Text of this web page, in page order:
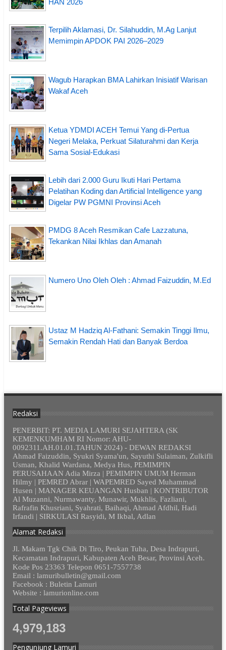
HAN 2026
Terpilih Aklamasi, Dr. Silahuddin, M.Ag Lanjut
Memimpin APDOK PAI 2026–2029
Wagub Harapkan BMA Lahirkan Inisiatif Warisan
Wakaf Aceh
Ketua YDMDI ACEH Temui Yang di-Pertua
Negeri Melaka, Perkuat Silaturahmi dan Kerja
Sama Sosial-Edukasi
Lebih dari 2.000 Guru Ikuti Hari Pertama
Pelatihan Koding dan Artificial Intelligence yang
Digelar PW PGMNI Provinsi Aceh
PMDG 8 Aceh Resmikan Cafe Lazzatuna,
Tekankan Nilai Ikhlas dan Amanah
Numero Uno Oleh Oleh : Ahmad Faizuddin, M.Ed
Ustaz M Hadziq Al-Fathani: Semakin Tinggi Ilmu,
Semakin Rendah Hati dan Banyak Berdoa
Redaksi
PENERBIT: PT. MEDIA LAMURI SEJAHTERA (SK
KEMENKUMHAM RI Nomor: AHU-
0092311.AH.01.01.TAHUN 2024) - DEWAN REDAKSI
Ahmad Faizuddin, Syukri Syama'un, Sayuthi Sulaiman, Zulkifli
Usman, Khalid Wardana, Medya Hus, PEMIMPIN
PERUSAHAAN Adia Mirza | PEMIMPIN UMUM Herman
Hilmy | PEMRED Abrar | WAPEMRED Sayed Muhammad
Husen | MANAGER KEUANGAN Husban | KONTRIBUTOR
Al Muzanni, Nurmawanty, Munawir, Mukhlis, Fazliani,
Rafrafin Khusriani, Syahrati, Baihaqi, Ahmad Afdhil, Hadi
Irfandi | SIRKULASI Rasyidi, M Ikbal, Adlan
Alamat Redaksi
Jl. Makam Tgk Chik Di Tiro, Peukan Tuha, Desa Indrapuri,
Kecamatan Indrapuri, Kabupaten Aceh Besar, Provinsi Aceh.
Kode Pos 23363 Telepon 0651-7557738
Email : lamuribulletin@gmail.com
Facebook : Buletin Lamuri
Website : lamurionline.com
Total Pageviews
4,979,183
Pengunjung Lamuri